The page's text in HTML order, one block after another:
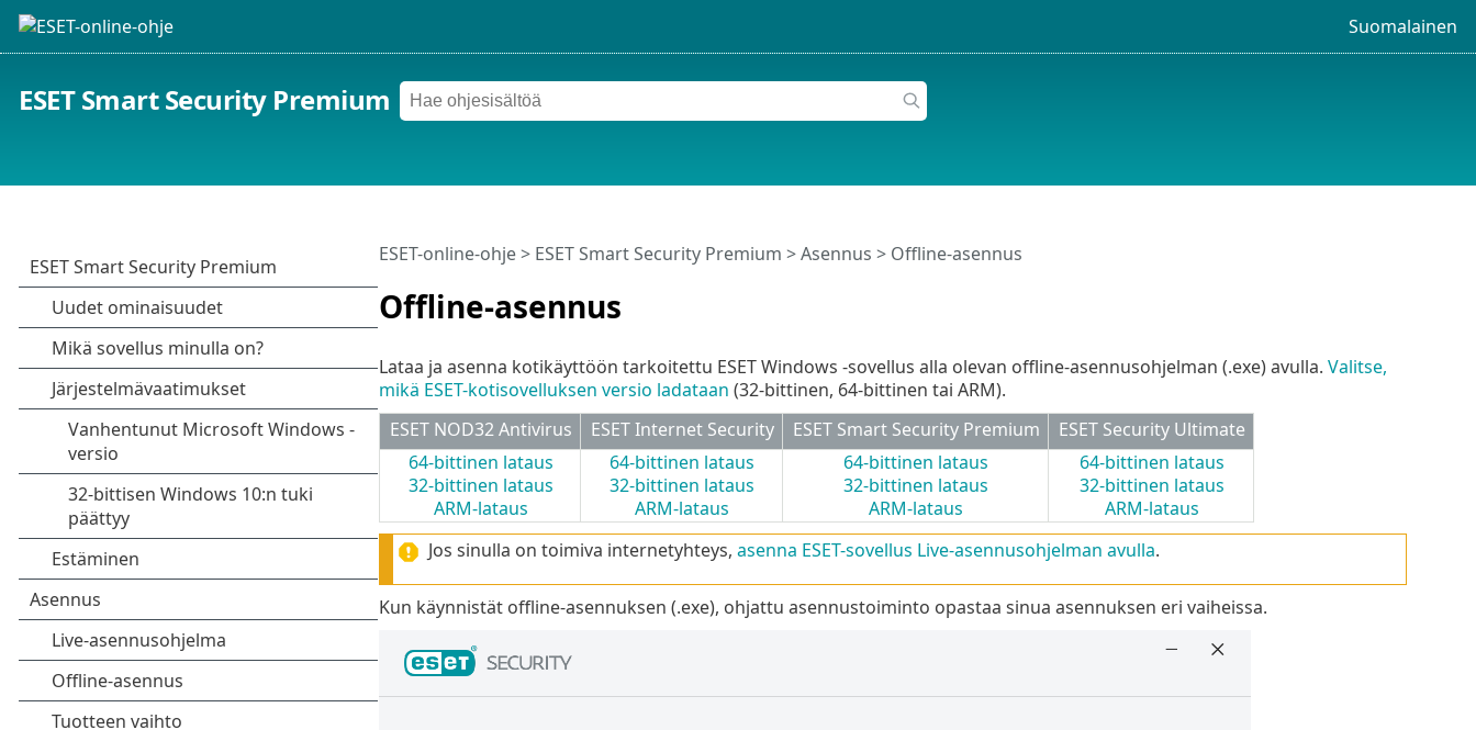
Suomalainen
ESET Smart Security Premium
Offline-asennus
ESET-online-ohje> ESET Smart Security Premium >Asennus > Offline-asennus
Lataa ja asenna kotikäyttöön tarkoitettu ESET Windows -sovellus alla olevan offline-asennusohjelman (.exe) avulla. Valitse,
mikä ESET-kotisovelluksen versio ladataan (32-bittinen, 64-bittinen tai ARM).
ESET NOD32 Antivirus
ESET Internet Security ESET Smart Security Premium
ESET Security Ultimate
64-bittinen lataus
32-bittinen lataus
ARM-lataus
64-bittinen lataus
32-bittinen lataus
ARM-lataus
64-bittinen lataus
32-bittinen lataus
ARM-lataus
64-bittinen lataus
32-bittinen lataus
ARM-lataus
Jos sinulla on toimiva internetyhteys, asenna ESET-sovellus Live-asennusohjelman avulla.
Kun käynnistät offline-asennuksen (.exe), ohjattu asennustoiminto opastaa sinua asennuksen eri vaiheissa.